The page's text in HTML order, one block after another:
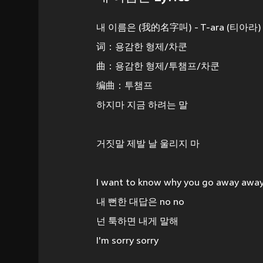
내 이름은 (我的名字叫) - T-ara (티아라)
词：용감한 형제/차쿤
曲：용감한 형제/투챔프/차쿤
编曲：투챔프
하지마 지금 하려는 말
거짓말 제발 날 울리지 마
I want to know why you go away
내 뻔한 대답은 no no
넌 툭하면 내게 말해
I'm sorry sorry